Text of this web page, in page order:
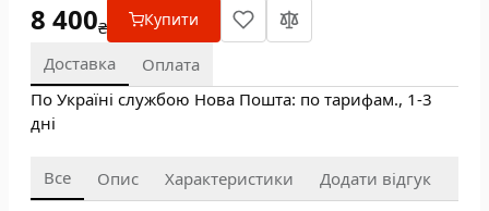
8 400₴ Купити
Доставка
Оплата
По Україні службою Нова Пошта: по тарифам., 1-3
дні
Все Опис Характеристики Додати відгук